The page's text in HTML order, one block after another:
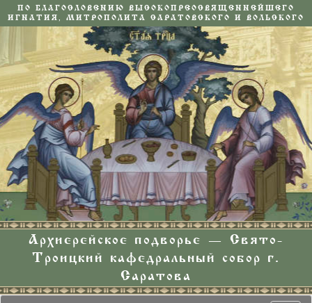
ПО БЛАГОСЛОВЕНИЮ ВЫСОКОПРЕОСВЯЩЕННЕЙШЕГО
ИГНАТИЯ, МИТРОПОЛИТА САРАТОВСКОГО И ВОЛЬСКОГО
Архиерейское подворье — Свято-
Троицкий кафедральный собор г.
Саратова